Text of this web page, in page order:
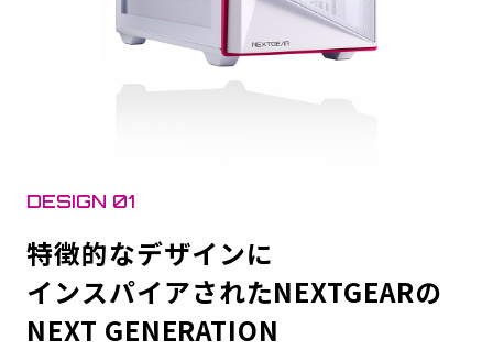
DESIGN 01
特徴的なデザインに
インスパイアされたNEXTGEARの
NEXT GENERATION